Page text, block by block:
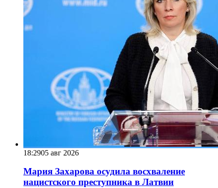
18:2905 авг 2026
Мария Захарова осудила восхваление
нацистского преступника в Латвии